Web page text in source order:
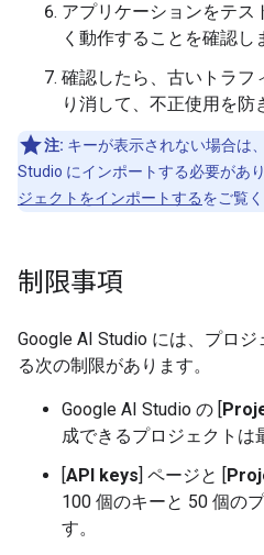
アプリケーションをテス
く動作することを確認し
確認したら、古いトラフ
り消して、不正使用を防
注: キーが表示されない場合は
Studio にインポートする必要があ
ジェクトをインポートするをご覧く
制限事項
Google AI Studio には、プロ
る次の制限があります。
Google AI Studio の [
成できるプロジェクトは
[API keys] ページと [
100 個のキーと 50 個の
す。